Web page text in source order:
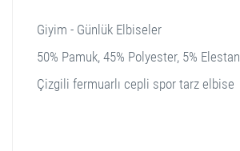
Giyim - Günlük Elbiseler
50% Pamuk, 45% Polyester, 5% Elestan
Çizgili fermuarlı cepli spor tarz elbise